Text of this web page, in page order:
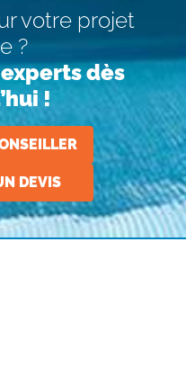
votre projet
?
dès
!
DEVIS